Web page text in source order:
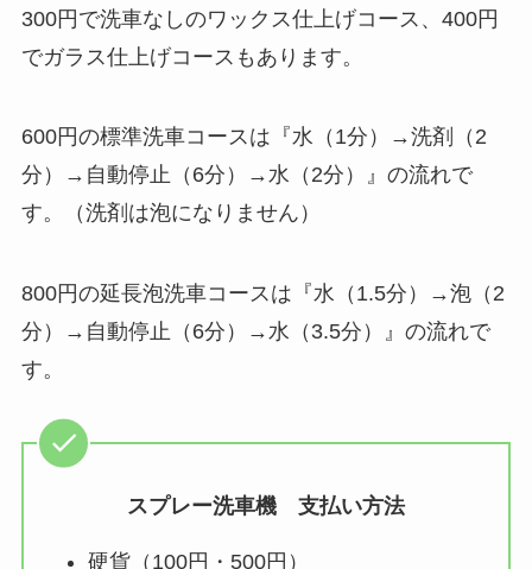
300円で洗車なしのワックス仕上げコース、400円
でガラス仕上げコースもあります。
600円の標準洗車コースは『水（1分）→洗剤（2
分）→自動停止（6分）→水（2分）』の流れで
す。（洗剤は泡になりません）
800円の延長泡洗車コースは『水（1.5分）→泡（2
分）→自動停止（6分）→水（3.5分）』の流れで
す。
スプレー洗車機 支払い方法
硬貨（100円・500円）